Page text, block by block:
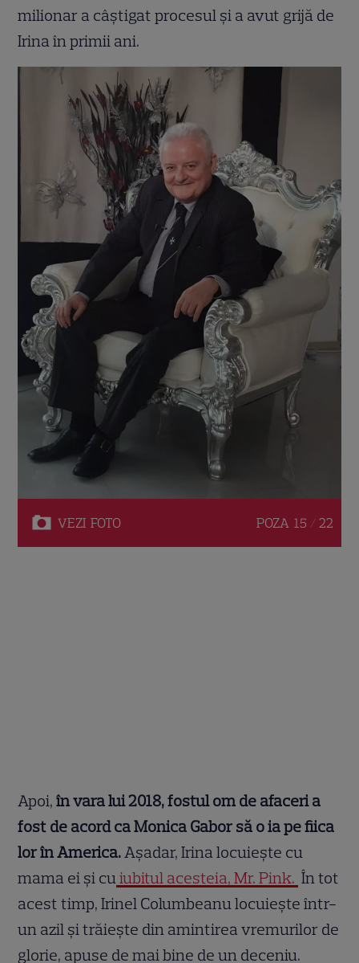
milionar a câștigat procesul și a avut grijă de
Irina în primii ani.
VEZI FOTO POZA 15 / 22
Apoi,în vara lui 2018, fostul om de afaceri a
fost de acord ca Monica Gabor să o ia pe fiica
lor în America. Așadar, Irina locuiește cu
mama ei și cu iubitul acesteia, Mr. Pink. În tot
acest timp, Irinel Columbeanu locuiește într-
un azil și trăiește din amintirea vremurilor de
glorie, apuse de mai bine de un deceniu.